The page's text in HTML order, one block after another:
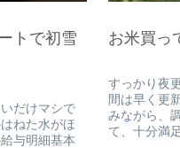
トで初雪
だけマシで
ねた水がほ
与明細基本
お米買っ
すっかり夜
間は早く更
みながら、
て、十分満足